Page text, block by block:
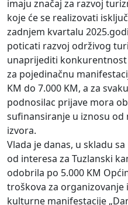
imaju značaj za razvoj
koje će se realizovati
zadnjem kvartalu
poticati razvoj održivog
unaprijediti
za pojedinačnu
KM do 7.000 KM, a za
podnosilac prijave mora
sufinansiranje u iznosu od
izvora.
Vlada je danas, u skladu
od interesa za Tuzlanski
odobrila po 5.000 KM
troškova za organizovanje
kulturne manifestacije